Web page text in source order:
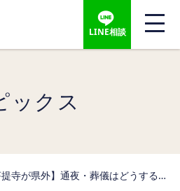
LINE相談
ックス
提寺が県外】通夜・葬儀はどうする？